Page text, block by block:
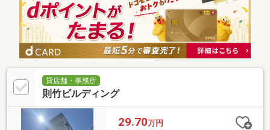
貸店舗・事務所
則竹ビルディング
29.70万円